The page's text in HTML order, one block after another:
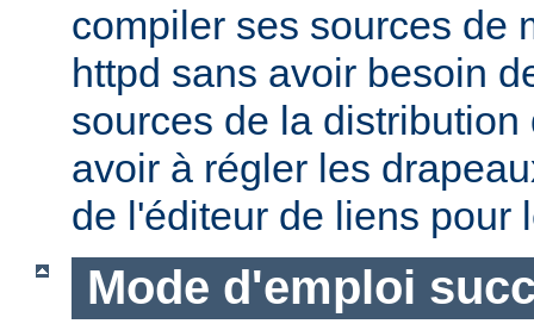
compiler ses sources de
httpd sans avoir besoin
sources de la
avoir à régler les
de l'éditeur de liens pour
Mode d'emploi